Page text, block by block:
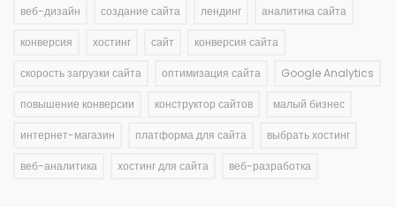
веб-дизайн создание сайта лендинг аналитика сайта
конверсия хостинг сайт конверсия сайта
скорость загрузки сайта оптимизация сайта Google Analytics
повышение конверсии конструктор сайтов малый бизнес
интернет-магазин платформа для сайта выбрать хостинг
веб-аналитика хостинг для сайта веб-разработка